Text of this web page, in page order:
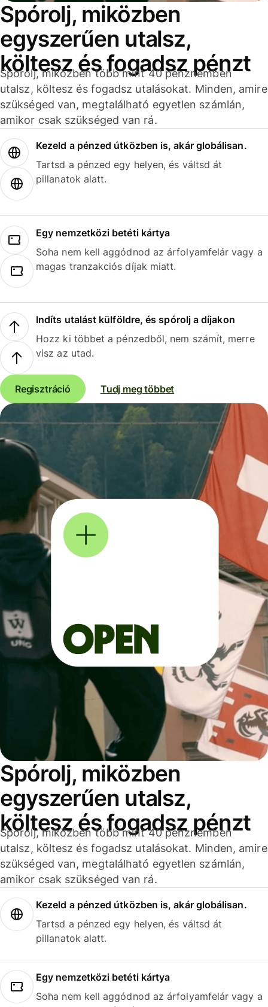
Spórolj, miközben
egyszerűen utalsz,
költesz és fogadsz pénzt
Spórolj, miközben több mint 40 pénznemben
utalsz, költesz és fogadsz utalásokat. Minden, amire
szükséged van, megtalálható egyetlen számlán,
amikor csak szükséged van rá.
Kezeld a pénzed útközben is, akár globálisan.
Tartsd a pénzed egy helyen, és váltsd át
pillanatok alatt.
Egy nemzetközi betéti kártya
Soha nem kell aggódnod az árfolyamfelár vagy a
magas tranzakciós díjak miatt.
Indíts utalást külföldre, és spórolj a díjakon
Hozz ki többet a pénzedből, nem számít, merre
visz az utad.
Regisztráció Tudj meg többet
Spórolj, miközben
egyszerűen utalsz,
költesz és fogadsz pénzt
Spórolj, miközben több mint 40 pénznemben
utalsz, költesz és fogadsz utalásokat. Minden, amire
szükséged van, megtalálható egyetlen számlán,
amikor csak szükséged van rá.
Kezeld a pénzed útközben is, akár globálisan.
Tartsd a pénzed egy helyen, és váltsd át
pillanatok alatt.
Egy nemzetközi betéti kártya
Soha nem kell aggódnod az árfolyamfelár vagy a